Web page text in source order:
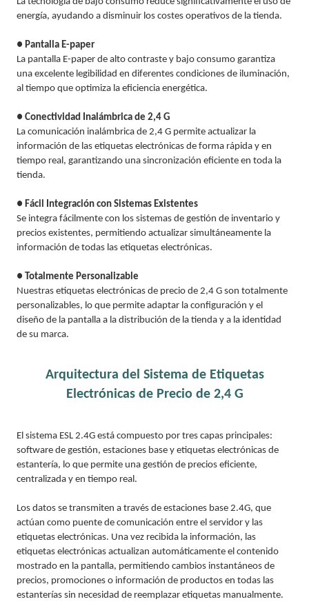
energía, ayudando a disminuir los costes operativos de la tienda.
● Pantalla E-paper
La pantalla E-paper de alto contraste y bajo consumo garantiza
una excelente legibilidad en diferentes condiciones de iluminación,
al tiempo que optimiza la eficiencia energética.
● Conectividad Inalámbrica de 2,4 G
La comunicación inalámbrica de 2,4 G permite actualizar la
información de las etiquetas electrónicas de forma rápida y en
tiempo real, garantizando una sincronización eficiente en toda la
tienda.
● Fácil Integración con Sistemas Existentes
Se integra fácilmente con los sistemas de gestión de inventario y
precios existentes, permitiendo actualizar simultáneamente la
información de todas las etiquetas electrónicas.
● Totalmente Personalizable
Nuestras etiquetas electrónicas de precio de 2,4 G son totalmente
personalizables, lo que permite adaptar la configuración y el
diseño de la pantalla a la distribución de la tienda y a la identidad
de su marca.
Arquitectura del Sistema de Etiquetas
Electrónicas de Precio de 2,4 G
El sistema ESL 2.4G está compuesto por tres capas principales:
software de gestión, estaciones base y etiquetas electrónicas de
estantería, lo que permite una gestión de precios eficiente,
centralizada y en tiempo real.
Los datos se transmiten a través de estaciones base 2.4G, que
actúan como puente de comunicación entre el servidor y las
etiquetas electrónicas. Una vez recibida la información, las
etiquetas electrónicas actualizan automáticamente el contenido
mostrado en la pantalla, permitiendo cambios instantáneos de
precios, promociones o información de productos en todas las
estanterías sin necesidad de reemplazar etiquetas manualmente.